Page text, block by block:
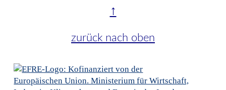
↑
zurück nach oben